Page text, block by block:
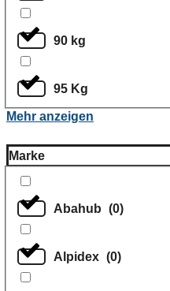
90 kg
95 Kg
Mehr anzeigen
Marke
Abahub (0)
Alpidex (0)